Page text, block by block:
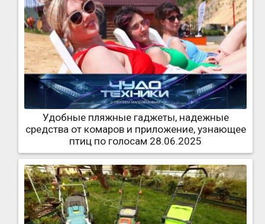
Удобные пляжные гаджеты, надежные
средства от комаров и приложение, узнающее
птиц по голосам 28.06.2025